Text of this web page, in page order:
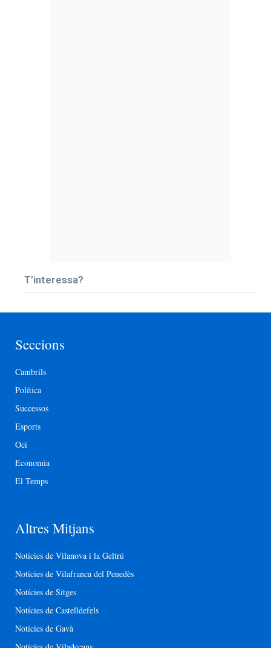
T’interessa?
Seccions
Cambrils
Política
Successos
Esports
Oci
Economia
El Temps
Altres Mitjans
Notícies de Vilanova i la Geltrú
Notícies de Vilafranca del Penedès
Notícies de Sitges
Notícies de Castelldefels
Notícies de Gavà